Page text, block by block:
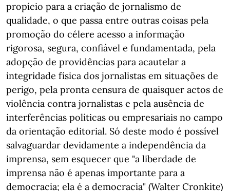
propício para a criação de jornalismo de
qualidade, o que passa entre outras coisas pela
promoção do célere acesso a informação
rigorosa, segura, confiável e fundamentada, pela
adopção de providências para acautelar a
integridade física dos jornalistas em situações de
perigo, pela pronta censura de quaisquer actos de
violência contra jornalistas e pela ausência de
interferências políticas ou empresariais no campo
da orientação editorial. Só deste modo é possível
salvaguardar devidamente a independência da
imprensa, sem esquecer que "a liberdade de
imprensa não é apenas importante para a
democracia; ela é a democracia" (Walter Cronkite)